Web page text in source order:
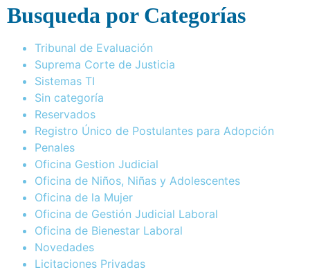
Busqueda por Categorías
Tribunal de Evaluación
Suprema Corte de Justicia
Sistemas TI
Sin categoría
Reservados
Registro Único de Postulantes para Adopción
Penales
Oficina Gestion Judicial
Oficina de Niños, Niñas y Adolescentes
Oficina de la Mujer
Oficina de Gestión Judicial Laboral
Oficina de Bienestar Laboral
Novedades
Licitaciones Privadas